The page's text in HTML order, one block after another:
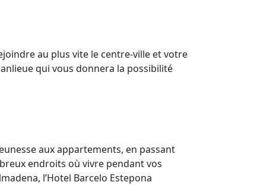
au plus vite le centre-ville et votre
qui vous donnera la possibilité
aux appartements, en passant
endroits où vivre pendant vos
l’Hotel Barcelo Estepona